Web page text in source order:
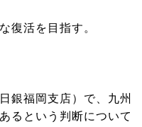
復活を目指す。
銀福岡支店）で、九州
るという判断について